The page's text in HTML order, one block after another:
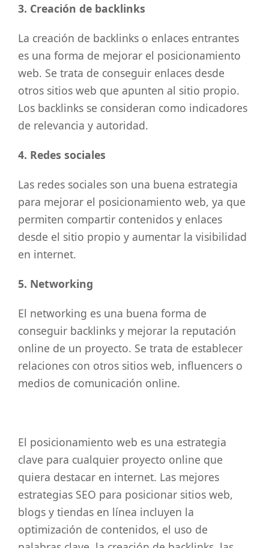
3. Creación de backlinks
La creación de backlinks o enlaces entrantes
es una forma de mejorar el posicionamiento
web. Se trata de conseguir enlaces desde
otros sitios web que apunten al sitio propio.
Los backlinks se consideran como indicadores
de relevancia y autoridad.
4. Redes sociales
Las redes sociales son una buena estrategia
para mejorar el posicionamiento web, ya que
permiten compartir contenidos y enlaces
desde el sitio propio y aumentar la visibilidad
en internet.
5. Networking
El networking es una buena forma de
conseguir backlinks y mejorar la reputación
online de un proyecto. Se trata de establecer
relaciones con otros sitios web, influencers o
medios de comunicación online.
El posicionamiento web es una estrategia
clave para cualquier proyecto online que
quiera destacar en internet. Las mejores
estrategias SEO para posicionar sitios web,
blogs y tiendas en línea incluyen la
optimización de contenidos, el uso de